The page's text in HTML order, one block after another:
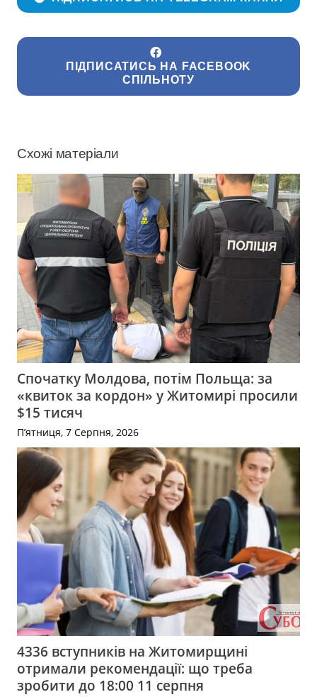
ПІДПИСАТИСЬ НА FACEBOOK
СПІЛЬНОТУ
Схожі матеріали
Спочатку Молдова, потім Польща: за
«квиток за кордон» у Житомирі просили
$15 тисяч
П’ятниця, 7 Серпня, 2026
4336 вступників на Житомирщині
отримали рекомендації: що треба
зробити до 18:00 11 серпня